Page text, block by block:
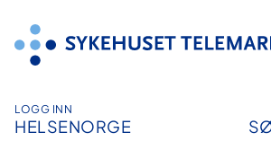
innhold
LOGG INN
HELSENORGE